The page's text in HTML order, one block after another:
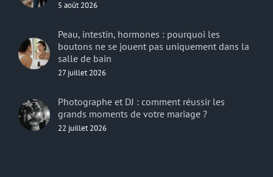
5 août 2026
Peau, intestin, hormones : pourquoi les
boutons ne se jouent pas uniquement dans la
salle de bain
27 juillet 2026
Photographe et DJ : comment réussir les
grands moments de votre mariage ?
22 juillet 2026